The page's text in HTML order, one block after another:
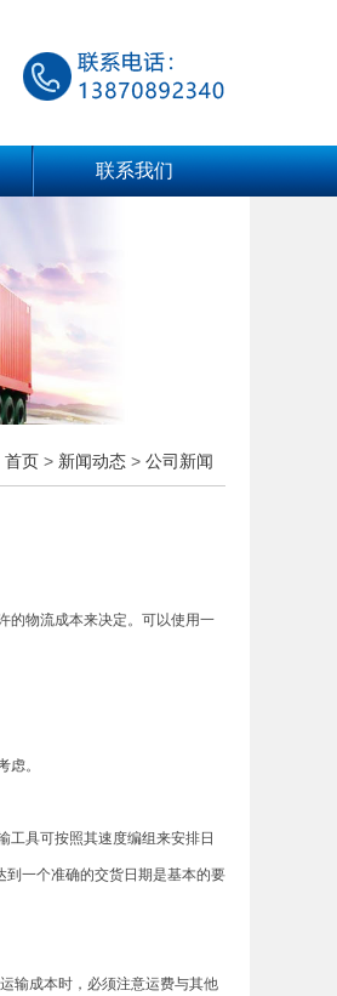
联系我们
首页 > 新闻动态 > 公司新闻
的物流成本来决定。可以使用一
。
具可按照其速度编组来安排日
一个准确的交货日期是基本的要
输成本时，必须注意运费与其他